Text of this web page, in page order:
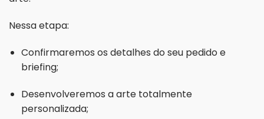
Nessa etapa:
Confirmaremos os detalhes do seu pedido e
briefing;
Desenvolveremos a arte totalmente
personalizada;